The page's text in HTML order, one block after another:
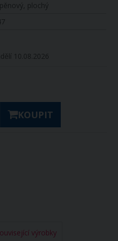
plochý
10.08.2026
KOUPIT
výrobky